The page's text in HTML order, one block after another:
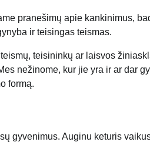
pranešimų apie kankinimus,
ir teisingas teismas.
teisininkų ar laisvos
nežinome, kur jie yra ir ar dar
formą.
gyvenimus. Auginu keturis